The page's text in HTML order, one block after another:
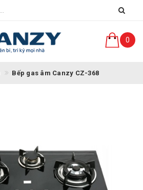
0
Bếp gas âm Canzy CZ-368